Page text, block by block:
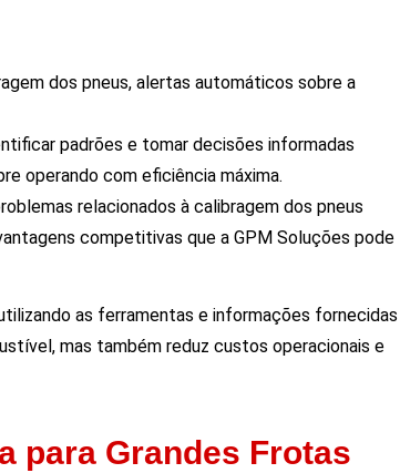
dos pneus, alertas automáticos sobre a
padrões e tomar decisões informadas
operando com eficiência máxima.
relacionados à calibragem dos pneus
competitivas que a GPM Soluções pode
as ferramentas e informações fornecidas
mas também reduz custos operacionais e
para Grandes Frotas